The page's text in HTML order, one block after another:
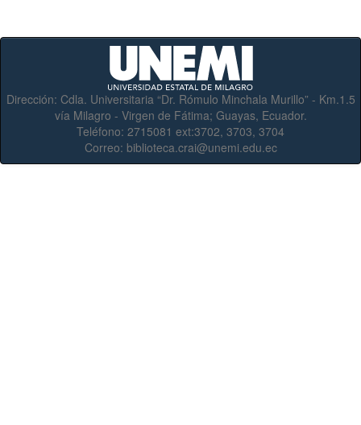
Dirección: Cdla. Universitaria “Dr. Rómulo Minchala Murillo” - Km.1.5
vía Milagro - Virgen de Fátima; Guayas, Ecuador.
Teléfono: 2715081 ext:3702, 3703, 3704
Correo: biblioteca.crai@unemi.edu.ec